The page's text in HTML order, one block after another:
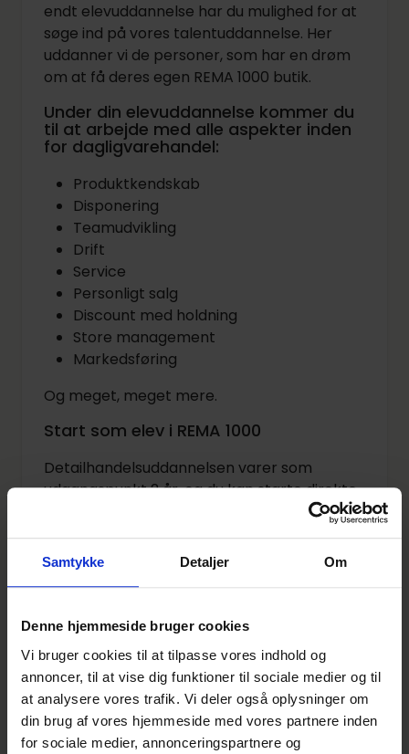
Samtykke Detaljer Om
Denne hjemmeside bruger cookies
Vi bruger cookies til at tilpasse vores indhold og
annoncer, til at vise dig funktioner til sociale medier og til
at analysere vores trafik. Vi deler også oplysninger om
din brug af vores hjemmeside med vores partnere inden
for sociale medier, annonceringspartnere og
endt elevuddannelse har du mulighed for at
søge ind på vores talentuddannelse. Her
uddanner vi de personer, som har en drøm
om at få deres egen REMA 1000 butik.
Under din elevuddannelse kommer du
til at arbejde med alle aspekter inden
for dagligvarehandel:
Produktkendskab
Disponering
Teamudvikling
Drift
Service
Personligt salg
Discount med holdning
Store management
Markedsføring
Og meget, meget mere.
Start som elev i REMA 1000
Detailhandelsuddannelsen varer som
udgangspunkt 2 år, og du kan starte direkte
som salgselev, hvis du har bestået en
EUD/GF2 (detail), EUX eller en HHX. Har du en
baggrund med STX, HTX eller HF, kræves der
hvis du for eksempel kommer direkte fra 9.
Mesterlære elev, hvor uddannelsesaftalen
derimod som udgangspunkt vil vare 3 år. Er
du over 25, så vil du blive anset som
voksenelev, og her afhænger